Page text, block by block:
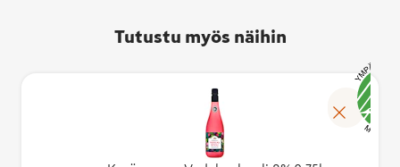
Tutustu myös näihin